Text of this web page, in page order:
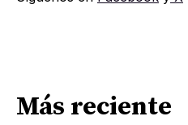
Más reciente